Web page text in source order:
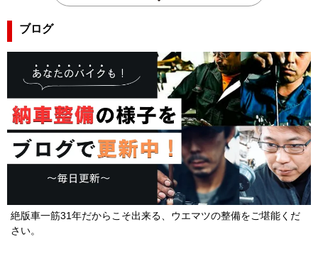
ブログ
絶版車一筋31年だからこそ出来る、ウエマツの整備をご堪能くだ
さい。